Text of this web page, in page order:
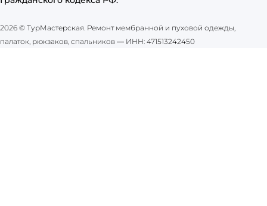
2026 © ТурМастерская. Ремонт мембранной и пуховой одежды,
палаток, рюкзаков, спальников — ИНН: 471513242450